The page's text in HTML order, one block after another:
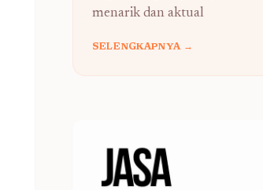
menarik dan aktual
SELENGKAPNYA →